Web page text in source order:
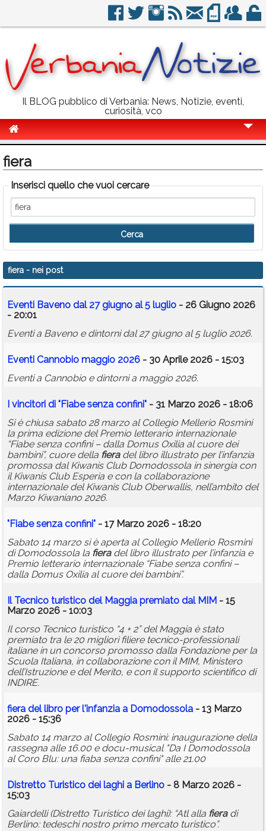
Il BLOG pubblico di Verbania: News, Notizie, eventi,
curiosità, vco
Politica
Sport
Eventi
Info Utili
Rubriche
Calendario
Annunci
fiera
Inserisci quello che vuoi cercare
fiera - nei post
Eventi Baveno dal 27 giugno al 5 luglio - 26 Giugno 2026
- 20:01
Eventi a Baveno e dintorni dal 27 giugno al 5 luglio 2026.
Eventi Cannobio maggio 2026 - 30 Aprile 2026 - 15:03
Eventi a Cannobio e dintorni a maggio 2026.
I vincitori di "Fiabe senza confini" - 31 Marzo 2026 - 18:06
Si è chiusa sabato 28 marzo al Collegio Mellerio Rosmini
la prima edizione del Premio letterario internazionale
“Fiabe senza confini – dalla Domus Oxilia al cuore dei
bambini”, cuore della fieradel libro illustrato per l’infanzia
promossa dal Kiwanis Club Domodossola in sinergia con
il Kiwanis Club Esperia e con la collaborazione
internazionale del Kiwanis Club Oberwallis, nell’ambito del
Marzo Kiwaniano 2026.
"Fiabe senza confini" - 17 Marzo 2026 - 18:20
Sabato 14 marzo si è aperta al Collegio Mellerio Rosmini
di Domodossola la fieradel libro illustrato per l’infanzia e
Premio letterario internazionale “Fiabe senza confini –
dalla Domus Oxilia al cuore dei bambini”.
Il Tecnico turistico del Maggia premiato dal MIM - 15
Marzo 2026 - 10:03
Il corso Tecnico turistico “4 + 2” del Maggia è stato
premiato tra le 20 migliori filiere tecnico-professionali
italiane in un concorso promosso dalla Fondazione per la
Scuola Italiana, in collaborazione con il MIM, Ministero
dell’Istruzione e del Merito, e con il supporto scientifico di
INDIRE.
fiera del libro per l'infanzia a Domodossola - 13 Marzo
2026 - 15:36
Sabato 14 marzo al Collegio Rosmini: inaugurazione della
rassegna alle 16.00 e docu-musical "Da I Domodossola
al Coro Blu: una fiaba senza confini" alle 21.00
Distretto Turistico dei laghi a Berlino - 8 Marzo 2026 -
15:03
Gaiardelli (Distretto Turistico dei laghi): “Atl alla fieradi
Berlino: tedeschi nostro primo mercato turistico”.